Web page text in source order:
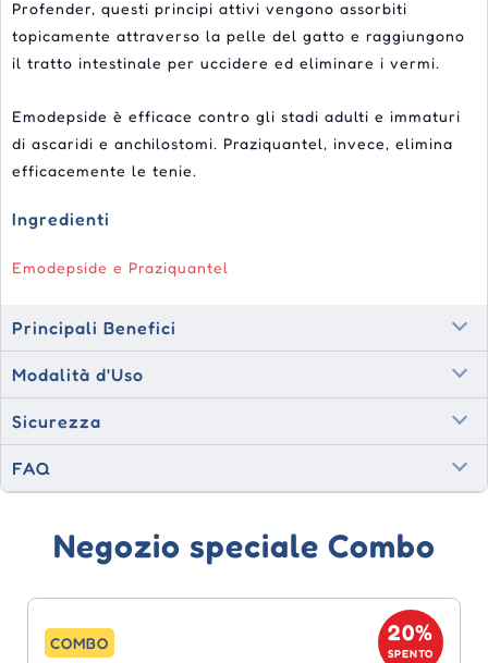
Profender, questi principi attivi vengono assorbiti
topicamente attraverso la pelle del gatto e raggiungono
il tratto intestinale per uccidere ed eliminare i vermi.
Emodepside è efficace contro gli stadi adulti e immaturi
di ascaridi e anchilostomi. Praziquantel, invece, elimina
efficacemente le tenie.
Ingredienti
Emodepside e Praziquantel
Principali Benefici
Modalità d'Uso
Sicurezza
FAQ
Negozio speciale Combo
COMBO 20%
SPENTO